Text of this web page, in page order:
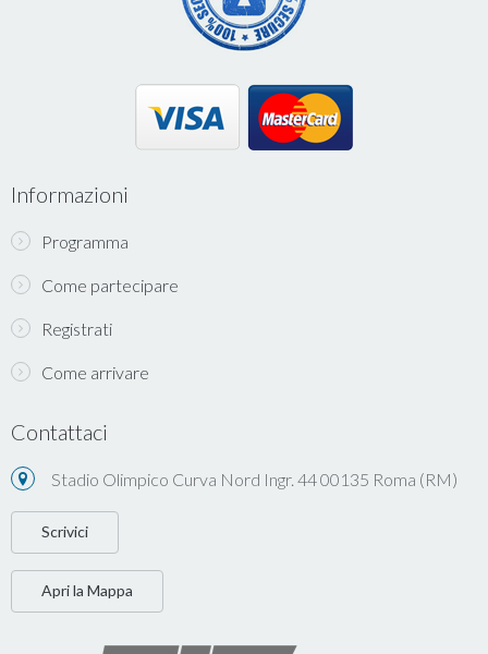
Informazioni
Programma
Come partecipare
Registrati
Come arrivare
Contattaci
Stadio Olimpico Curva Nord Ingr. 44 00135 Roma (RM)
Scrivici
Apri la Mappa